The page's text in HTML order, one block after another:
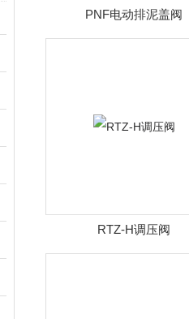
PNF电动排泥盖阀
RTZ-H调压阀